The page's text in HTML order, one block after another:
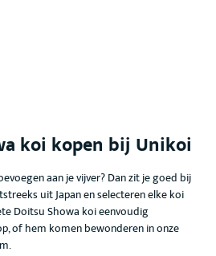
koi kopen bij Unikoi
aan je vijver? Dan zit je goed bij
uit Japan en selecteren elke koi
Doitsu Showa koieenvoudig
of hem komen bewonderen in onze